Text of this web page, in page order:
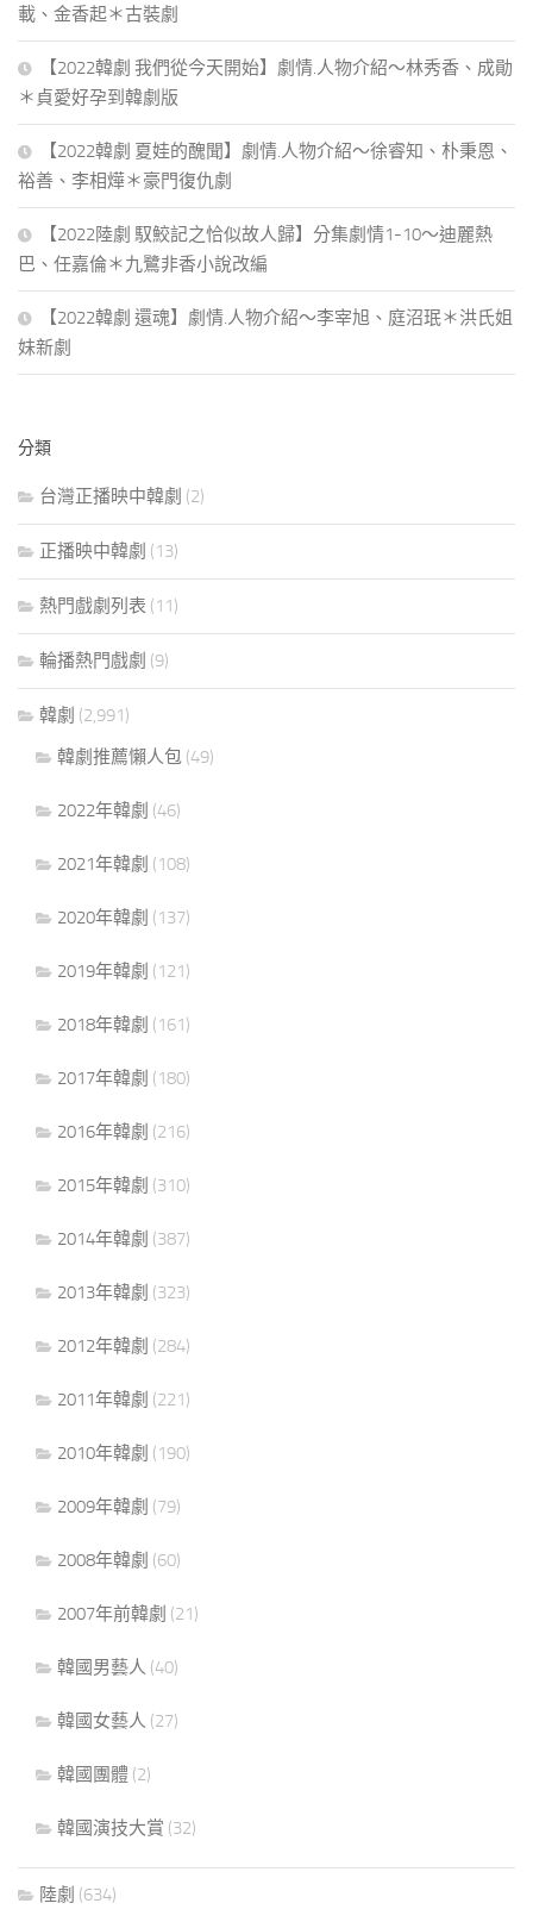
載、金香起＊古裝劇
【2022韓劇 我們從今天開始】劇情.人物介紹～林秀香、成勛
＊貞愛好孕到韓劇版
【2022韓劇 夏娃的醜聞】劇情.人物介紹～徐睿知、朴秉恩、
裕善、李相燁＊豪門復仇劇
【2022陸劇 馭鮫記之恰似故人歸】分集劇情1-10～迪麗熱
巴、任嘉倫＊九鷺非香小說改編
【2022韓劇 還魂】劇情.人物介紹～李宰旭、庭沼珉＊洪氏姐
妹新劇
分類
台灣正播映中韓劇 (2)
正播映中韓劇 (13)
熱門戲劇列表 (11)
輪播熱門戲劇 (9)
韓劇 (2,991)
韓劇推薦懶人包 (49)
2022年韓劇 (46)
2021年韓劇 (108)
2020年韓劇 (137)
2019年韓劇 (121)
2018年韓劇 (161)
2017年韓劇 (180)
2016年韓劇 (216)
2015年韓劇 (310)
2014年韓劇 (387)
2013年韓劇 (323)
2012年韓劇 (284)
2011年韓劇 (221)
2010年韓劇 (190)
2009年韓劇 (79)
2008年韓劇 (60)
2007年前韓劇 (21)
韓國男藝人 (40)
韓國女藝人 (27)
韓國團體 (2)
韓國演技大賞 (32)
陸劇 (634)